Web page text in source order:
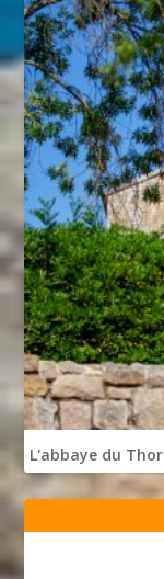
L'abbaye du